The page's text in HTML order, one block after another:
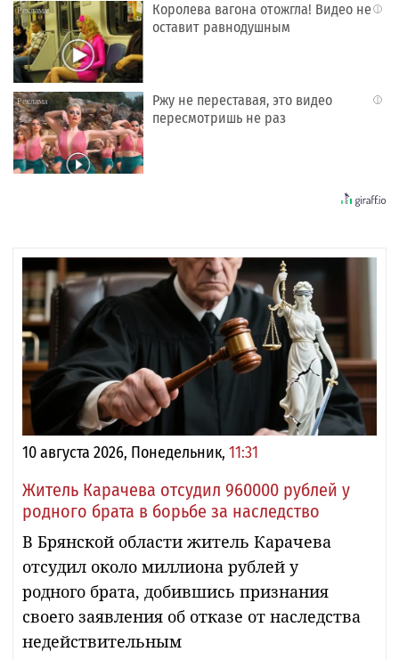
i
Королева вагона отожгла! Видео не
оставит равнодушным
i
Ржу не переставая, это видео
пересмотришь не раз
10 августа 2026, Понедельник, 11:31
Житель Карачева отсудил 960000 рублей у
родного брата в борьбе за наследство
В Брянской области житель Карачева
отсудил около миллиона рублей у
родного брата, добившись признания
своего заявления об отказе от наследства
недействительным